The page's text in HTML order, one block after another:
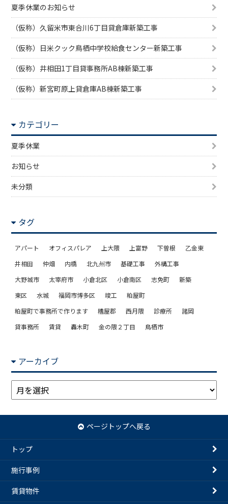
夏季休業のお知らせ
（仮称）久留米市東合川6丁目貸倉庫新築工事
（仮称）日米クック鳥栖中学校給食センター新築工事
（仮称）井相田1丁目貸事務所AB棟新築工事
（仮称）新宮町原上貸倉庫AB棟新築工事
カテゴリー
夏季休業
お知らせ
未分類
タグ
アパート オフィスパレア 上大隈 上富野 下曽根
乙金東
井相田
仲畑 内橋 北九州市 基礎工事
外構工事
大野城市
太宰府市 小倉北区 小倉南区 志免町
新築
東区
水城 福岡市博多区 竣工
粕屋町
粕屋町で事務所で作ります
糟屋郡 西月隈 診療所
諸岡
貸事務所
賃貸 轟木町 金の隈２丁目 鳥栖市
アーカイブ
ア
ー
ブ
ページトップへ戻る
トップ
施行事例
賃貸物件